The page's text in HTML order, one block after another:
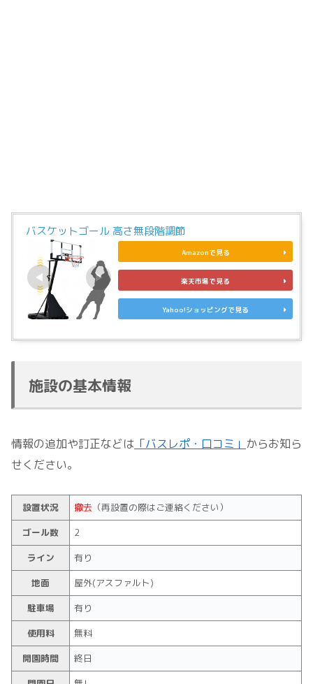
バスケットゴール 高さ無段階調節
Amazonで見る
楽天市場で見る
Yahoo!ショッピングで見る
施設の基本情報
情報の追加や訂正などは 「バスレポ・口コミ」 からお知ら
せください。
設置状況 撤去 （再設置の際はご連絡ください）
ゴール数
2
ライン
有り
地面
屋外(アスファルト)
駐車場
有り
使用料
無料
開園時間
終日